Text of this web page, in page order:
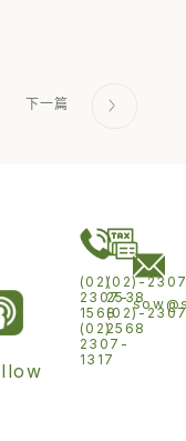
(02)
2307-
1568
(02)
2307-
1317
(02)-
2538
(02)-
2568